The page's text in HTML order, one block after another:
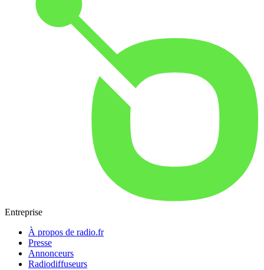
Entreprise
À propos de radio.fr
Presse
Annonceurs
Radiodiffuseurs